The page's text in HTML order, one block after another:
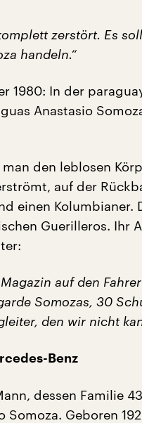
zerstört. Es
handeln.“
1980: In der
Anastasio
den leblosen
auf der
einen Kolumbianer.
Guerilleros. Ihr
auf den
Somozas, 30
den wir nicht
Benz
dessen Familie
Somoza. Geboren